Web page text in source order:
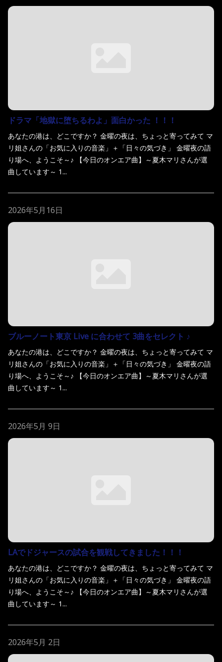
ドラマ「地獄に堕ちるわよ」面白かった ！！！
あなたの港は、どこですか？ 金曜の夜は、ちょっと寄ってみて マ
リ姐さんの「お気に入りの音楽」＋「日々の気づき」 金曜夜の語
り場へ、ようこそ～♪ 【今日のオンエア曲】～夏木マリさんが選
曲しています～ 1...
2026年5月16日
ブルーノート東京 Live に合わせて 3曲をセレクト ♪
あなたの港は、どこですか？ 金曜の夜は、ちょっと寄ってみて マ
リ姐さんの「お気に入りの音楽」＋「日々の気づき」 金曜夜の語
り場へ、ようこそ～♪ 【今日のオンエア曲】～夏木マリさんが選
曲しています～ 1...
2026年5月 9日
LAでドジャースの試合を観戦してきました！！！
あなたの港は、どこですか？ 金曜の夜は、ちょっと寄ってみて マ
リ姐さんの「お気に入りの音楽」＋「日々の気づき」 金曜夜の語
り場へ、ようこそ～♪ 【今日のオンエア曲】～夏木マリさんが選
曲しています～ 1...
2026年5月 2日